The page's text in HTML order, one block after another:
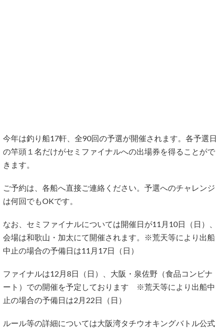
今年は釣り船17軒、全90回の予選が開催されます。各予選日
の竿頭１名だけがセミファイナルへの出場券を得ることがで
きます。
ご予約は、各船へ直接ご連絡ください。予選へのチャレンジ
は何回でもOKです。
なお、セミファイナルについては開催日が11月10日（日）、
会場は和歌山・加太にて開催されます。※荒天等により出船
中止の場合の予備日は11月17日（日）
ファイナルは12月8日（日）、大阪・泉佐野（食品コンビナ
ート）での開催を予定しております ※荒天等により出船中
止の場合の予備日は2月22日（日）
ルール等の詳細については大阪湾タチウオキングバトル公式